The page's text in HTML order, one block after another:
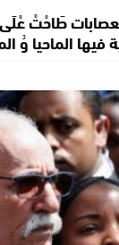
فيها الماحيا وُ